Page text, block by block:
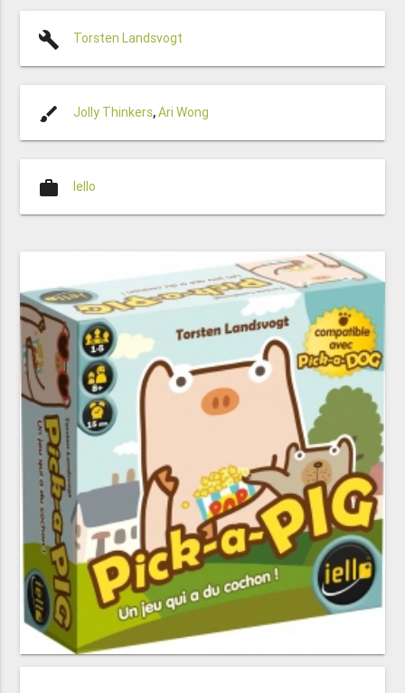
build Torsten Landsvogt
brush Jolly Thinkers,Ari Wong
work Iello